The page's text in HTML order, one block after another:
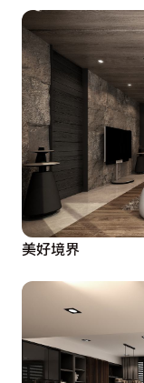
美好境界